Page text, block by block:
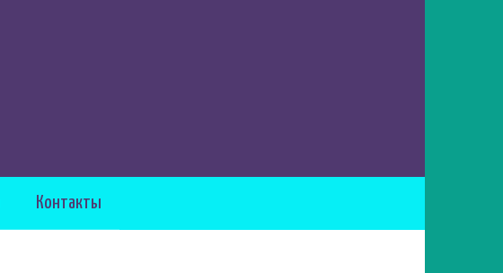
Контакты